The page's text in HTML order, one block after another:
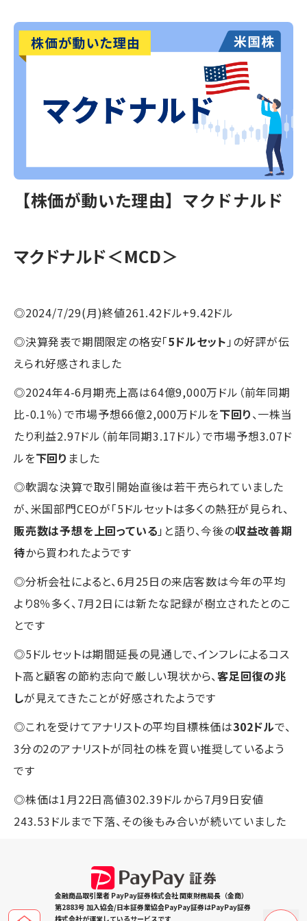
【株価が動いた理由】マクドナルド
マクドナルド＜MCD＞
◎2024/7/29(月)終値261.42ドル+9.42ドル
◎決算発表で期間限定の格安「5ドルセット 」の好評が伝
えられ好感されました
◎2024年4-6月期売上高は64億9,000万ドル（前年同期
比-0.1％）で市場予想66億2,000万ドルを下回り、一株当
たり利益2.97ドル（前年同期3.17ドル）で市場予想3.07ド
ルを下回り ました
◎軟調な決算で取引開始直後は若干売られていました
が、米国部門CEOが「5ドルセットは多くの熱狂が見られ、
販売数は予想を上回っている 」と語り、今後の収益改善期
待から買われたようです
◎分析会社によると、6月25日の来店客数は今年の平均
より8％多く、7月2日には新たな記録が樹立されたとのこ
とです
◎5ドルセットは期間延長の見通しで、インフレによるコス
ト高と顧客の節約志向で厳しい現状から、客足回復の兆
しが見えてきたことが好感されたようです
◎これを受けてアナリストの平均目標株価は302ドルで、
3分の2のアナリストが同社の株を買い推奨しているよう
です
◎株価は1月22日高値302.39ドルから7月9日安値
243.53ドルまで下落、その後もみ合いが続いていました
金融商品取引業者 PayPay証券株式会社 関東財務局長（金商）
第2883号 加入協会/日本証券業協会PayPay証券はPayPay証券
株式会社が運営しているサービスです